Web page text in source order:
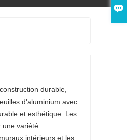

durable,
d'aluminium avec
et esthétique. Les
une variété
intérieurs et les